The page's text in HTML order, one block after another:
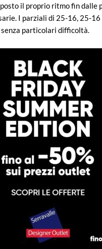
il proprio ritmo fin
I parziali di 25-16, 25-
senza particolari difficoltà.